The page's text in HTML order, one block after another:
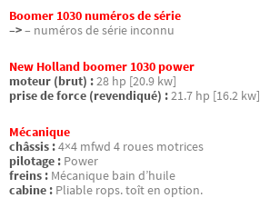
Boomer 1030 numéros de série
–>– numéros de série inconnu
New Holland boomer 1030 power
moteur (brut) :28 hp [20.9 kw]
prise de force (revendiqué) :21.7 hp [16.2 kw]
Mécanique
châssis :4×4 mfwd 4 roues motrices
pilotage : Power
freins : Mécanique bain d’huile
cabine : Pliable rops. toît en option.